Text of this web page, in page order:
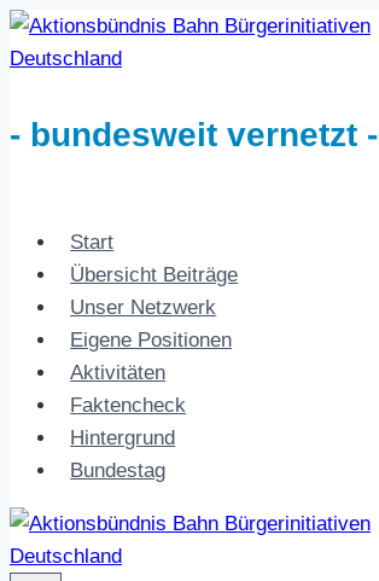
Zum
Inhalt
- bundesweit vernetzt -
Start
Übersicht Beiträge
Unser Netzwerk
Eigene Positionen
Aktivitäten
Faktencheck
Hintergrund
Bundestag